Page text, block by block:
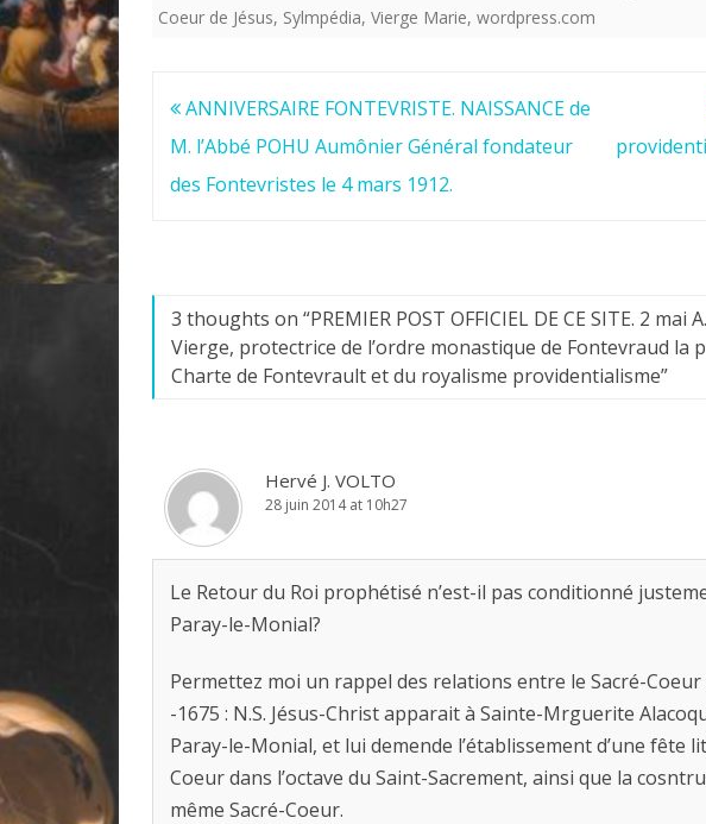
protection
rénové
de
et
du
Coeur de Jésus, Sylmpédia, Vierge Marie, wordpress.com
Navigation
de
l’article
ANNIVERSAIRE FONTEVRISTE. NAISSANCE de
M. l’Abbé POHU Aumônier Général fondateur
des Fontevristes le 4 mars 1912.
3 thoughts on “PREMIER POST OFFICIEL DE CE SITE. 2
Vierge, protectrice de l’ordre monastique de Fontevraud la
Charte de Fontevrault et du royalisme providentialisme”
Hervé J. VOLTO
28 juin 2014 at 10h27
Le Retour du Roi prophétisé n’est-il pas conditionné
Paray-le-Monial?
Permettez moi un rappel des relations entre le Sacré-Coeur
-1675 : N.S. Jésus-Christ apparait à Sainte-Mrguerite
Paray-le-Monial, et lui demende l’établissement d’une fête
Coeur dans l’octave du Saint-Sacrement, ainsi que la
même Sacré-Coeur.